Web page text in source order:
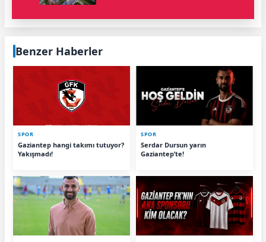
Benzer Haberler
SPOR
Gaziantep hangi takımı tutuyor?
Yakışmadı!
SPOR
Serdar Dursun yarın
Gaziantep’te!